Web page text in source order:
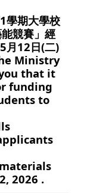
學期大學校
競賽」經
月12日(二)
Ministry
that it
funding
to
2026 .